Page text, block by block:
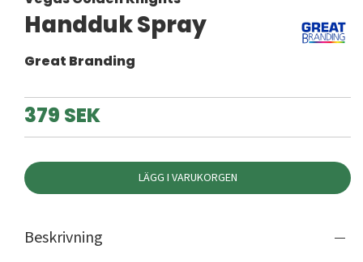
Handduk Spray
Great Branding
379 SEK
LÄGG I VARUKORGEN
Beskrivning